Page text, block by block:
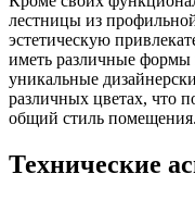
лестницы из
эстетическую
иметь различные формы
уникальные
различных цветах, что
общий стиль помещения.
Технические